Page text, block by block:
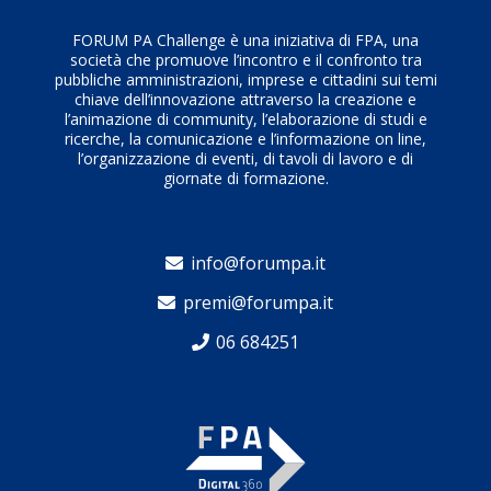
FORUM PA Challenge è una iniziativa di FPA, una
società che promuove l’incontro e il confronto tra
pubbliche amministrazioni, imprese e cittadini sui temi
chiave dell’innovazione attraverso la creazione e
l’animazione di community, l’elaborazione di studi e
ricerche, la comunicazione e l’informazione on line,
l’organizzazione di eventi, di tavoli di lavoro e di
giornate di formazione.
info@forumpa.it
premi@forumpa.it
06 684251